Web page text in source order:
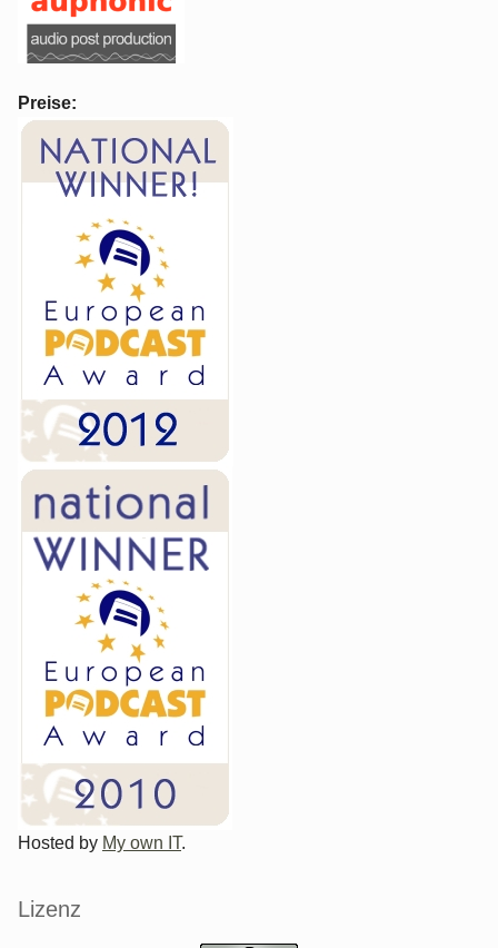
Preise:
Hosted by My own IT.
Lizenz